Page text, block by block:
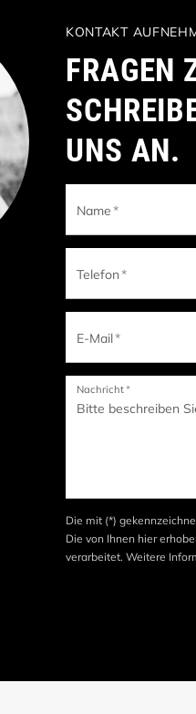
KONTAKT
FRAGEN
UNS AN.
Name*
Telefon*
E-Mail*
Nachricht*
Die mit (*)
Die von Ihnen hier
verarbeitet. Weitere